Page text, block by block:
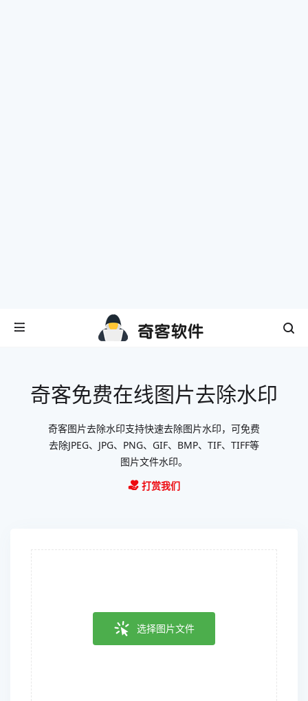
奇客免费在线图片去除水印
奇客图片去除水印支持快速去除图片水印，可免费
去除JPEG、JPG、PNG、GIF、BMP、TIF、TIFF等
图片文件水印。
打赏我们
选择图片文件